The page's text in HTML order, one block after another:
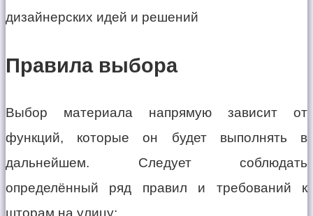
Правила выбора
Выбор материала напрямую зависит от
функций, которые он будет выполнять в
дальнейшем. Следует соблюдать
определённый ряд правил и требований к
шторам на улицу: